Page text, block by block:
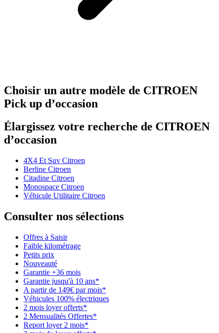
Choisir un autre modèle de CITROEN
Pick up d’occasion
Élargissez votre recherche de CITROEN
d’occasion
4X4 Et Suv Citroen
Berline Citroen
Citadine Citroen
Monospace Citroen
Véhicule Utilitaire Citroen
Consulter nos sélections
Offres à Saisir
Faible kilométrage
Petits prix
Nouveauté
Garantie +36 mois
Garantie jusqu'à 10 ans*
A partir de 149€ par mois*
Véhicules 100% électriques
2 mois loyer offerts*
2 Mensualités Offertes*
Report loyer 2 mois*